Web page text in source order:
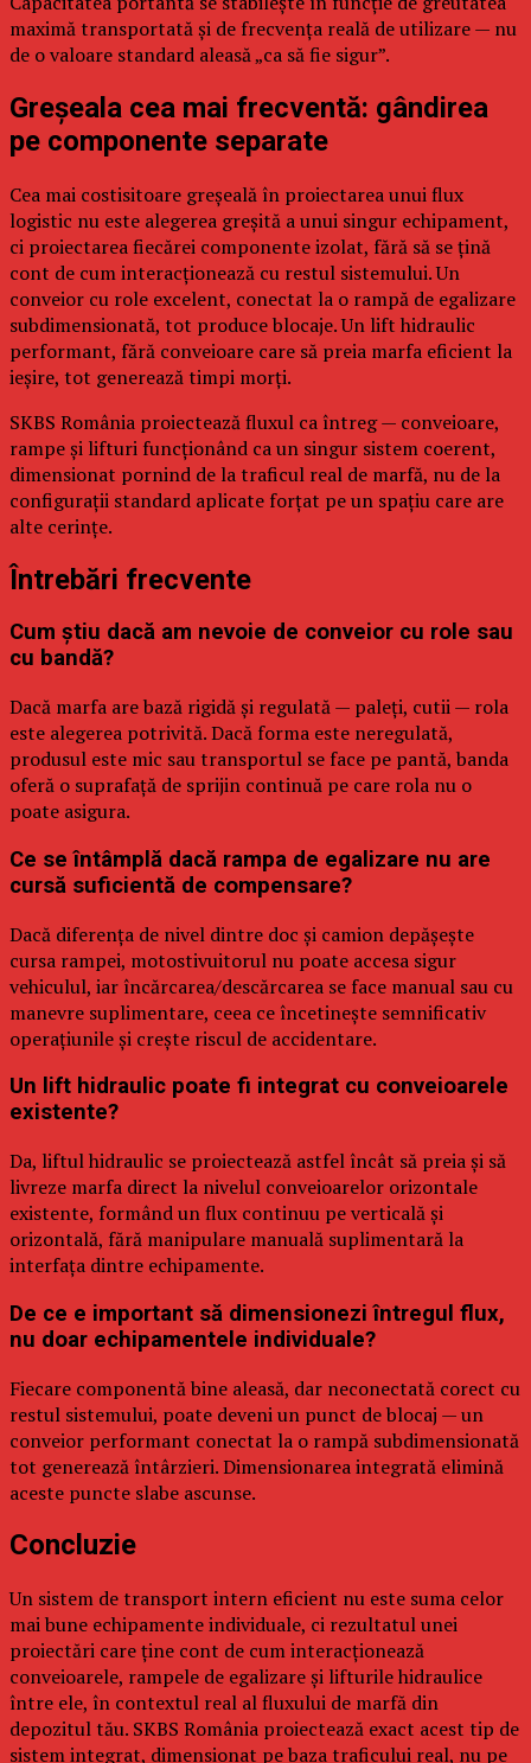
maximă transportată și de frecvența reală de utilizare — nu
de o valoare standard aleasă „ca să fie sigur”.
Greșeala cea mai frecventă: gândirea
pe componente separate
Cea mai costisitoare greșeală în proiectarea unui flux
logistic nu este alegerea greșită a unui singur echipament,
ci proiectarea fiecărei componente izolat, fără să se țină
cont de cum interacționează cu restul sistemului. Un
conveior cu role excelent, conectat la o rampă de egalizare
subdimensionată, tot produce blocaje. Un lift hidraulic
performant, fără conveioare care să preia marfa eficient la
ieșire, tot generează timpi morți.
SKBS România proiectează fluxul ca întreg — conveioare,
rampe și lifturi funcționând ca un singur sistem coerent,
dimensionat pornind de la traficul real de marfă, nu de la
configurații standard aplicate forțat pe un spațiu care are
alte cerințe.
Întrebări frecvente
Cum știu dacă am nevoie de conveior cu role sau
cu bandă?
Dacă marfa are bază rigidă și regulată — paleți, cutii — rola
este alegerea potrivită. Dacă forma este neregulată,
produsul este mic sau transportul se face pe pantă, banda
oferă o suprafață de sprijin continuă pe care rola nu o
poate asigura.
Ce se întâmplă dacă rampa de egalizare nu are
cursă suficientă de compensare?
Dacă diferența de nivel dintre doc și camion depășește
cursa rampei, motostivuitorul nu poate accesa sigur
vehiculul, iar încărcarea/descărcarea se face manual sau cu
manevre suplimentare, ceea ce încetinește semnificativ
operațiunile și crește riscul de accidentare.
Un lift hidraulic poate fi integrat cu conveioarele
existente?
Da, liftul hidraulic se proiectează astfel încât să preia și să
livreze marfa direct la nivelul conveioarelor orizontale
existente, formând un flux continuu pe verticală și
orizontală, fără manipulare manuală suplimentară la
interfața dintre echipamente.
De ce e important să dimensionezi întregul flux,
nu doar echipamentele individuale?
Fiecare componentă bine aleasă, dar neconectată corect cu
restul sistemului, poate deveni un punct de blocaj — un
conveior performant conectat la o rampă subdimensionată
tot generează întârzieri. Dimensionarea integrată elimină
aceste puncte slabe ascunse.
Concluzie
Un sistem de transport intern eficient nu este suma celor
mai bune echipamente individuale, ci rezultatul unei
proiectări care ține cont de cum interacționează
conveioarele, rampele de egalizare și lifturile hidraulice
între ele, în contextul real al fluxului de marfă din
depozitul tău. SKBS România proiectează exact acest tip de
sistem integrat, dimensionat pe baza traficului real, nu pe